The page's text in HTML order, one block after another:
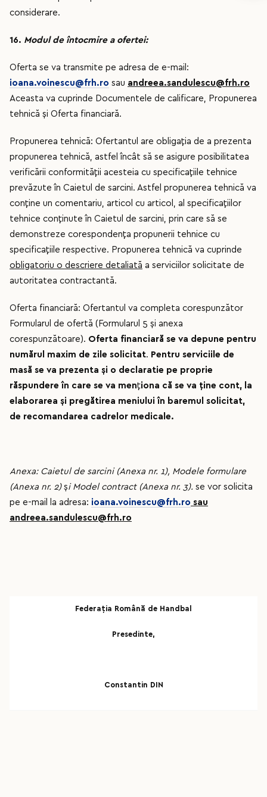
considerare.
16. Modul de întocmire a ofertei:
Oferta se va transmite pe adresa de e-mail:
ioana.voinescu@frh.ro sau andreea.sandulescu@frh.ro
Aceasta va cuprinde Documentele de calificare, Propunerea
tehnică și Oferta financiară.
Propunerea tehnică: Ofertantul are obligaţia de a prezenta
propunerea tehnică, astfel încât să se asigure posibilitatea
verificării conformităţii acesteia cu specificaţiile tehnice
prevăzute în Caietul de sarcini. Astfel propunerea tehnică va
conţine un comentariu, articol cu articol, al specificaţiilor
tehnice conţinute în Caietul de sarcini, prin care să se
demonstreze corespondenţa propunerii tehnice cu
specificaţiile respective. Propunerea tehnică va cuprinde
obligatoriu o descriere detaliată a serviciilor solicitate de
autoritatea contractantă.
Oferta financiară: Ofertantul va completa corespunzător
Formularul de ofertă (Formularul 5 și anexa
corespunzătoare). Oferta financiară se va depune pentru
numărul maxim de zile solicitat. Pentru serviciile de
masă se va prezenta și o declaratie pe proprie
răspundere în care se va menţiona că se va ţine cont, la
elaborarea și pregătirea meniului în baremul solicitat,
de recomandarea cadrelor medicale.
Anexa: Caietul de sarcini (Anexa nr. 1), Modele formulare
(Anexa nr. 2) și Model contract (Anexa nr. 3). se vor solicita
pe e-mail la adresa: ioana.voinescu@frh.ro sau
andreea.sandulescu@frh.ro
Federaţia Română de Handbal
Presedinte,
Constantin DIN